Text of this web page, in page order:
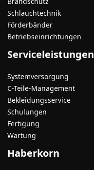
Schlauchtechnik
Förderbänder
Betriebseinrichtungen
Serviceleistungen
Systemversorgung
C-Teile-Management
Bekleidungsservice
Schulungen
Fertigung
Wartung
Haberkorn